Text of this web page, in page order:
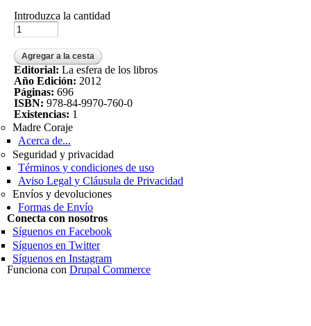
Introduzca la cantidad
Editorial: La esfera de los libros
Año Edición: 2012
Páginas: 696
ISBN: 978-84-9970-760-0
Existencias: 1
Madre Coraje
Acerca de...
Seguridad y privacidad
Términos y condiciones de uso
Aviso Legal y Cláusula de Privacidad
Envíos y devoluciones
Formas de Envío
Conecta con nosotros
Síguenos en Facebook
Síguenos en Twitter
Síguenos en Instagram
Funciona con Drupal Commerce